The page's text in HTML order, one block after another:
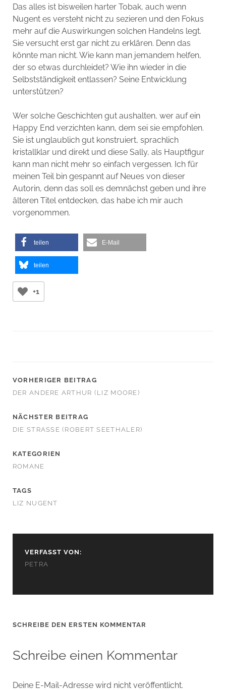
Das alles ist bisweilen harter Tobak, auch wenn
Nugent es versteht nicht zu sezieren und den Fokus
mehr auf die Auswirkungen solchen Handelns legt.
Sie versucht erst gar nicht zu erklären. Denn das
könnte man nicht. Wie kann man jemandem helfen,
der so etwas durchleidet? Wie ihn wieder in die
Selbstständigkeit entlassen? Seine Entwicklung
unterstützen?
Wer solche Geschichten gut aushalten, wer auf ein
Happy End verzichten kann, dem sei sie empfohlen.
Sie ist unglaublich gut konstruiert, sprachlich
kristallklar und direkt und diese Sally, als Hauptfigur
kann man nicht mehr so einfach vergessen. Ich für
meinen Teil bin gespannt auf Neues von dieser
Autorin, denn das soll es demnächst geben und ihre
älteren Titel entdecken, das habe ich mir auch
vorgenommen.
teilen E-Mail
teilen
+1
VORHERIGER BEITRAG
DER ANDERE ARTHUR (LIZ MOORE)
NÄCHSTER BEITRAG
DIE STRASSE (ROBERT SEETHALER)
KATEGORIEN
ROMANE
TAGS
LIZ NUGENT
VERFASST VON:
PETRA
SCHREIBE DEN ERSTEN KOMMENTAR
Schreibe einen Kommentar
Deine E-Mail-Adresse wird nicht veröffentlicht.